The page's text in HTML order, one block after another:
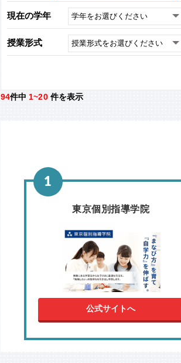
現在の学年
授業形式
94件中 1~20 件を表示
東京個別指導学院
公式サイトへ